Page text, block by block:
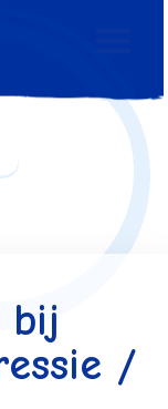
bij
/